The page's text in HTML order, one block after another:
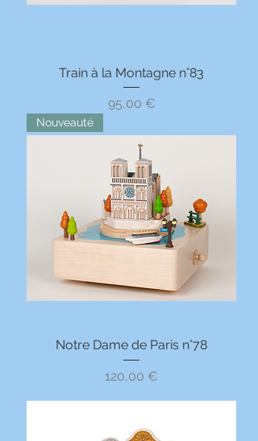
Train à la Montagne n°83
Prix
95,00 €
Nouveauté
Notre Dame de Paris n°78
Prix
120,00 €